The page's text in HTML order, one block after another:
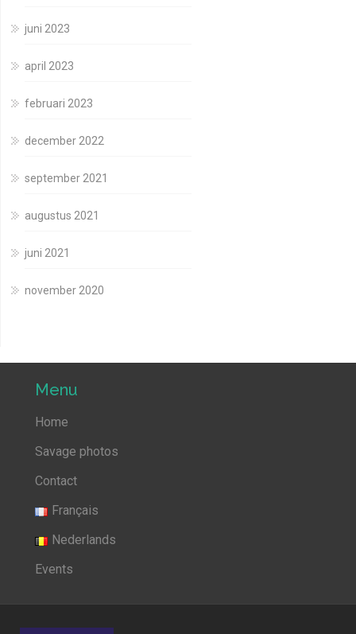
juni 2023
april 2023
februari 2023
december 2022
september 2021
augustus 2021
juni 2021
november 2020
Menu
Home
Savage photos
Contact
Français
Nederlands
Events